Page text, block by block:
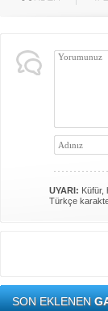
UYARI: Küfür,
Türkçe
SON EKLENEN